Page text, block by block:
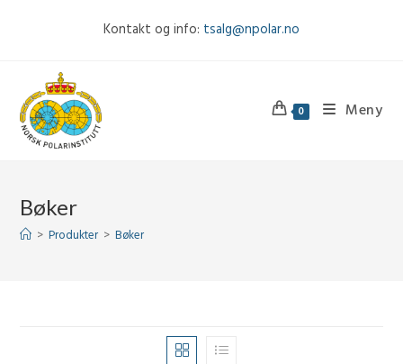
Kontakt og info: tsalg@npolar.no
0 Meny
Bøker
> Produkter > Bøker